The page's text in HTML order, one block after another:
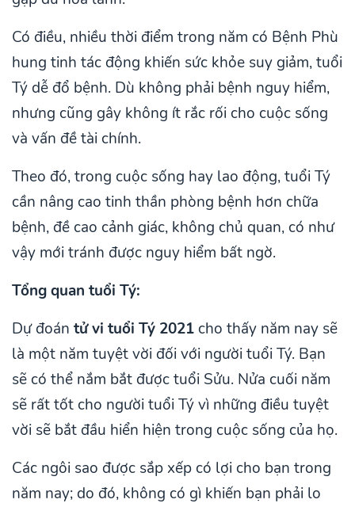
Có điều, nhiều thời điểm trong năm có Bệnh Phù
hung tinh tác động khiến sức khỏe suy giảm, tuổi
Tý dễ đổ bệnh. Dù không phải bệnh nguy hiểm,
nhưng cũng gây không ít rắc rối cho cuộc sống
và vấn đề tài chính.
Theo đó, trong cuộc sống hay lao động, tuổi Tý
cần nâng cao tinh thần phòng bệnh hơn chữa
bệnh, đề cao cảnh giác, không chủ quan, có như
vậy mới tránh được nguy hiểm bất ngờ.
Tổng quan tuổi Tý:
Dự đoán tử vi tuổi Tý 2021 cho thấy năm nay sẽ
là một năm tuyệt vời đối với người tuổi Tý. Bạn
sẽ có thể nắm bắt được tuổi Sửu. Nửa cuối năm
sẽ rất tốt cho người tuổi Tý vì những điều tuyệt
vời sẽ bắt đầu hiển hiện trong cuộc sống của họ.
Các ngôi sao được sắp xếp có lợi cho bạn trong
năm nay; do đó, không có gì khiến bạn phải lo